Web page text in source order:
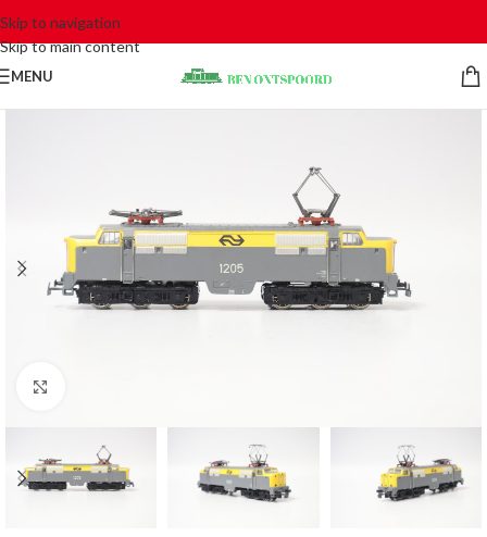
Skip to navigation
Skip to main content
MENU